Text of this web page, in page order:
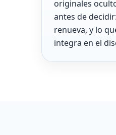
originales
antes de
renueva, y lo
integra en el